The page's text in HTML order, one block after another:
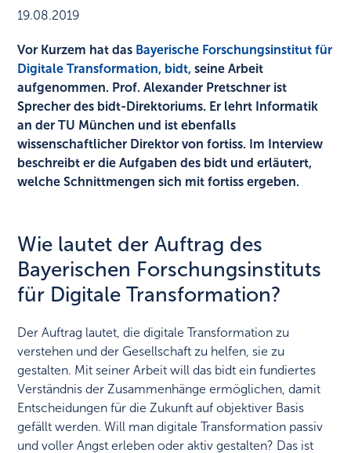
19.08.2019
Vor Kurzem hat das Bayerische Forschungsinstitut für
Digitale Transformation, bidt,seine Arbeit
aufgenommen. Prof. Alexander Pretschner ist
Sprecher des bidt-Direktoriums. Er lehrt Informatik
an der TU München und ist ebenfalls
wissenschaftlicher Direktor von fortiss. Im Interview
beschreibt er die Aufgaben des bidt und erläutert,
welche Schnittmengen sich mit fortiss ergeben.
Wie lautet der Auftrag des
Bayerischen Forschungsinstituts
für Digitale Transformation?
Der Auftrag lautet, die digitale Transformation zu
verstehen und der Gesellschaft zu helfen, sie zu
gestalten. Mit seiner Arbeit will das bidt ein fundiertes
Verständnis der Zusammenhänge ermöglichen, damit
Entscheidungen für die Zukunft auf objektiver Basis
gefällt werden. Will man digitale Transformation passiv
und voller Angst erleben oder aktiv gestalten? Das ist